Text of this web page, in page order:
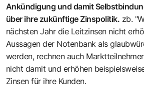
Ankündigung und damit
über ihre zukünftige Zinspolitik. zb.
nächsten Jahr die Leitzinsen nicht
Aussagen der Notenbank als
werden, rechnen auch
nicht damit und erhöhen
Zinsen für ihre Kunden.